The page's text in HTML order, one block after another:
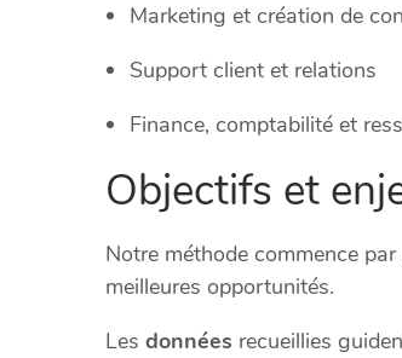
Marketing et création de
Support client et relations
Finance, comptabilité et
Objectifs et
Notre méthode commence
meilleures opportunités.
Les données recueillies